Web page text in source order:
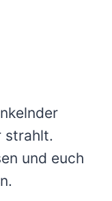
strahlt.
und euch